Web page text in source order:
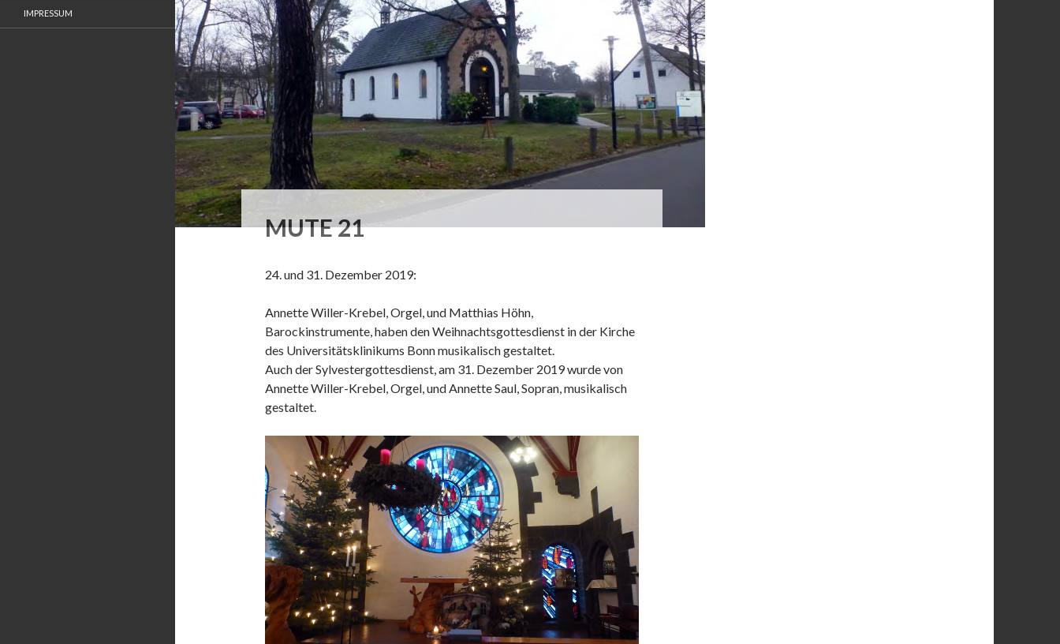
MUTE 21
24. und 31. Dezember 2019:
Annette Willer-Krebel, Orgel, und Matthias Höhn,
Barockinstrumente, haben den Weihnachtsgottesdienst in der Kirche
des Universitätsklinikums Bonn musikalisch gestaltet.
Auch der Sylvestergottesdienst, am 31. Dezember 2019 wurde von
Annette Willer-Krebel, Orgel, und Annette Saul, Sopran, musikalisch
gestaltet.
IMPRESSUM